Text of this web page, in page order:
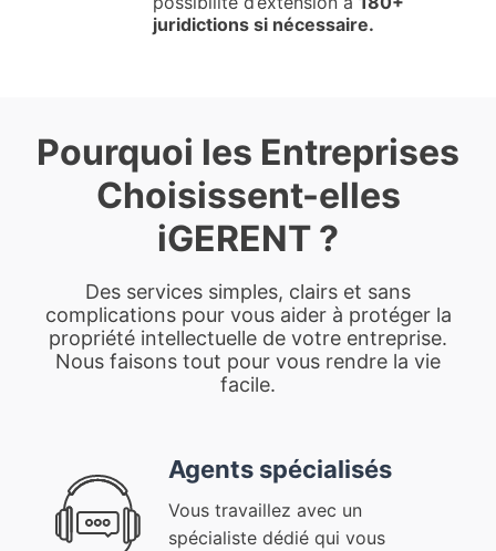
juridictions si nécessaire.
Pourquoi les Entreprises
Choisissent-elles
iGERENT ?
Des services simples, clairs et sans
complications pour vous aider à protéger la
propriété intellectuelle de votre entreprise.
Nous faisons tout pour vous rendre la vie
facile.
Agents spécialisés
Vous travaillez avec un
spécialiste dédié qui vous